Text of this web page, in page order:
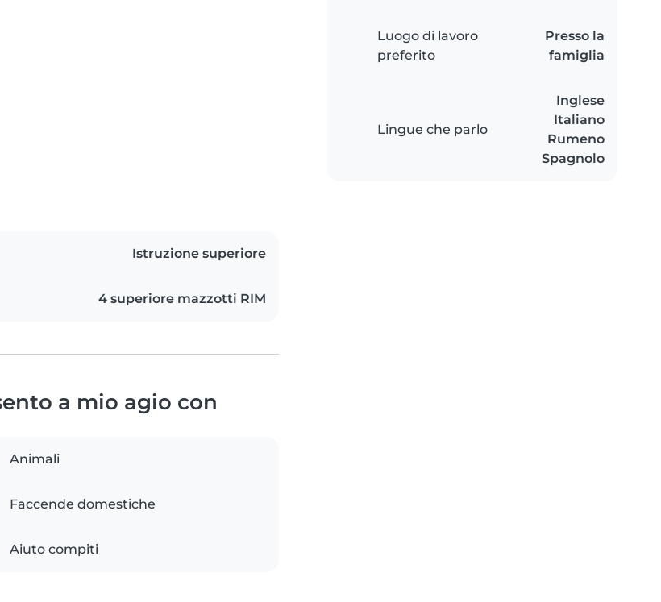
Luogo di lavoro
preferito
Presso la
famiglia
Lingue che parlo
Inglese
Italiano
Rumeno
Spagnolo
Istruzione superiore
4 superiore mazzotti RIM
a mio agio con
Animali
Faccende domestiche
Aiuto compiti